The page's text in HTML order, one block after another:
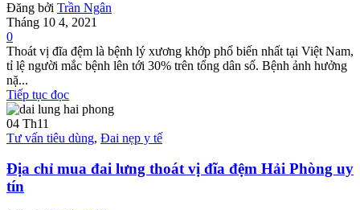
Đăng bởi Trần Ngân
Tháng 10 4, 2021
0
Thoát vị đĩa đệm là bệnh lý xương khớp phổ biến nhất tại Việt Nam,
tỉ lệ người mắc bệnh lên tới 30% trên tổng dân số. Bệnh ảnh hưởng
nặ...
Tiếp tục đọc
04 Th11
Tư vấn tiêu dùng, Đai nẹp y tế
Địa chỉ mua đai lưng thoát vị đĩa đệm Hải Phòng uy
tín